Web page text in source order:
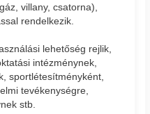
villany, csatorna),
rendelkezik.
lehetőség rejlik,
intézménynek,
sportlétesítményként,
tevékenységre,
stb.